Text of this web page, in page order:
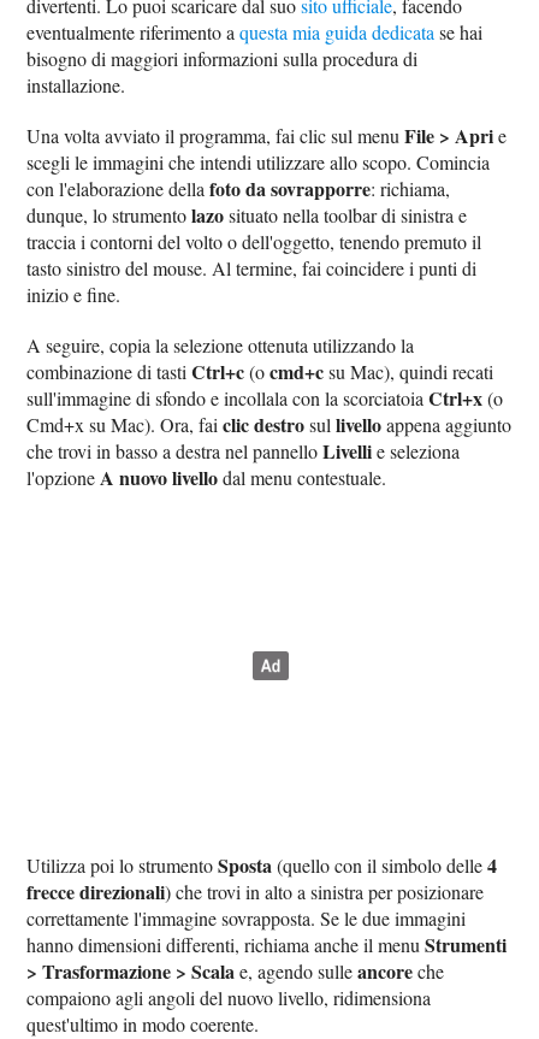
divertenti. Lo puoi scaricare dal suosito ufficiale, facendo
eventualmente riferimento aquesta mia guida dedicata se hai
bisogno di maggiori informazioni sulla procedura di
installazione.
Una volta avviato il programma, fai clic sul menuFile > Aprie
scegli le immagini che intendi utilizzare allo scopo. Comincia
con l'elaborazione dellafoto da sovrapporre: richiama,
dunque, lo strumentolazosituato nella toolbar di sinistra e
traccia i contorni del volto o dell'oggetto, tenendo premuto il
tasto sinistro del mouse. Al termine, fai coincidere i punti di
inizio e fine.
A seguire, copia la selezione ottenuta utilizzando la
combinazione di tastiCtrl+c(ocmd+csu Mac), quindi recati
sull'immagine di sfondo e incollala con la scorciatoiaCtrl+x(o
Cmd+x su Mac). Ora, faiclic destrosullivelloappena aggiunto
che trovi in basso a destra nel pannelloLivellie seleziona
l'opzione A nuovo livellodal menu contestuale.
Utilizza poi lo strumentoSposta(quello con il simbolo delle4
frecce direzionali) che trovi in alto a sinistra per posizionare
correttamente l'immagine sovrapposta. Se le due immagini
hanno dimensioni differenti, richiama anche il menuStrumenti
> Trasformazione > Scalae, agendo sulleancoreche
compaiono agli angoli del nuovo livello, ridimensiona
quest'ultimo in modo coerente.